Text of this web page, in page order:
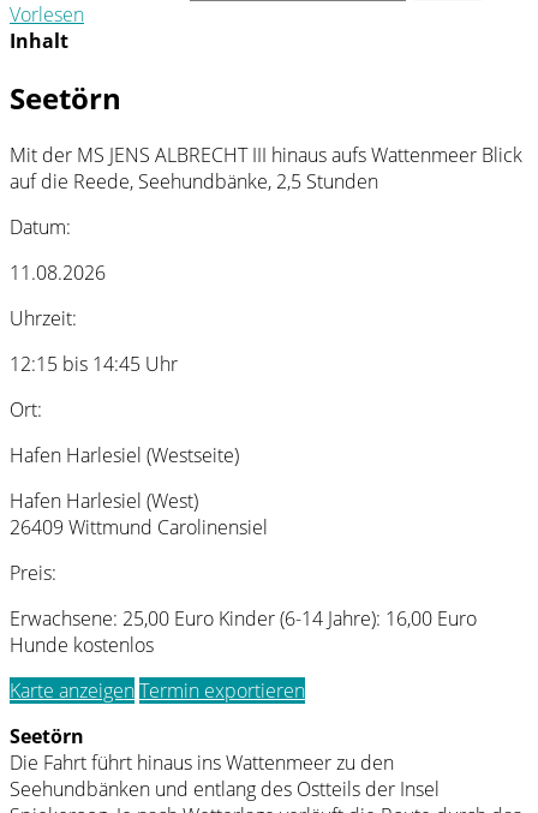
Vorlesen
Inhalt
Seetörn
Mit der MS JENS ALBRECHT III hinaus aufs Wattenmeer Blick
auf die Reede, Seehundbänke, 2,5 Stunden
Datum:
11.08.2026
Uhrzeit:
12:15 bis 14:45 Uhr
Ort:
Hafen Harlesiel (Westseite)
Hafen Harlesiel (West)
26409 Wittmund Carolinensiel
Preis:
Erwachsene: 25,00 Euro Kinder (6-14 Jahre): 16,00 Euro
Hunde kostenlos
Karte anzeigenTermin exportieren
Seetörn
Die Fahrt führt hinaus ins Wattenmeer zu den
Seehundbänken und entlang des Ostteils der Insel